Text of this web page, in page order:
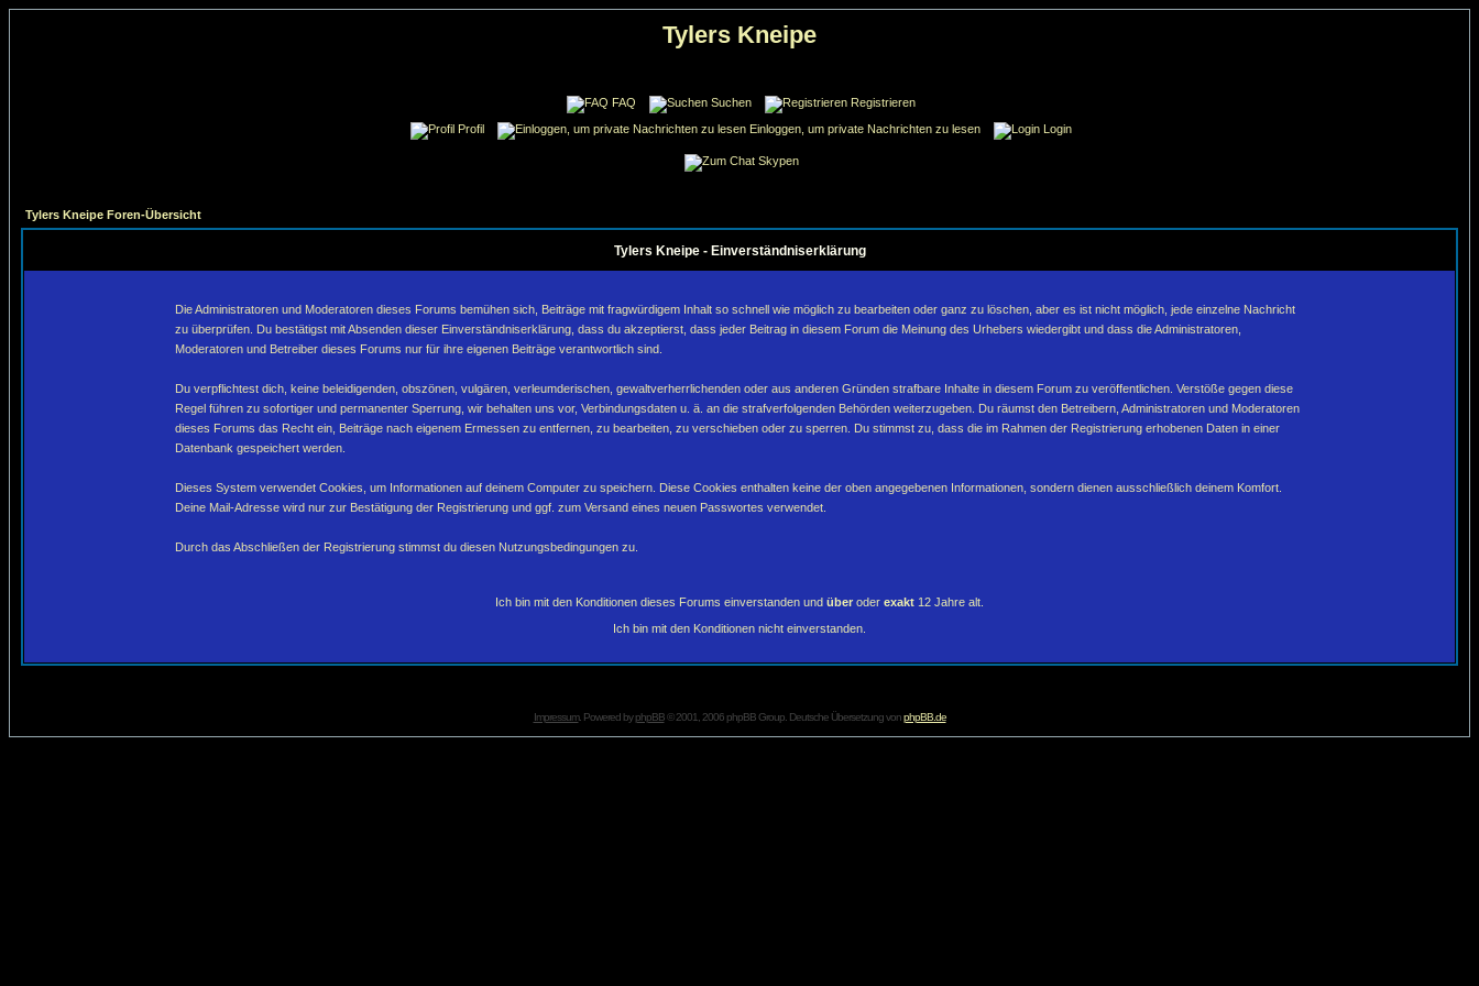
Tylers Kneipe
FAQ Suchen
Registrieren
Profil
Einloggen, um private Nachrichten zu lesen Login
Skypen
Tylers Kneipe Foren-Übersicht
Tylers Kneipe - Einverständniserklärung
Die Administratoren und Moderatoren dieses Forums bemühen sich, Beiträge mit fragwürdigem Inhalt so schnell wie möglich zu bearbeiten oder ganz zu löschen, aber es ist nicht möglich, jede einzelne Nachricht
zu überprüfen. Du bestätigst mit Absenden dieser Einverständniserklärung, dass du akzeptierst, dass jeder Beitrag in diesem Forum die Meinung des Urhebers wiedergibt und dass die Administratoren,
Moderatoren und Betreiber dieses Forums nur für ihre eigenen Beiträge verantwortlich sind.
Du verpflichtest dich, keine beleidigenden, obszönen, vulgären, verleumderischen, gewaltverherrlichenden oder aus anderen Gründen strafbare Inhalte in diesem Forum zu veröffentlichen. Verstöße gegen diese
Regel führen zu sofortiger und permanenter Sperrung, wir behalten uns vor, Verbindungsdaten u. ä. an die strafverfolgenden Behörden weiterzugeben. Du räumst den Betreibern, Administratoren und Moderatoren
dieses Forums das Recht ein, Beiträge nach eigenem Ermessen zu entfernen, zu bearbeiten, zu verschieben oder zu sperren. Du stimmst zu, dass die im Rahmen der Registrierung erhobenen Daten in einer
Datenbank gespeichert werden.
Dieses System verwendet Cookies, um Informationen auf deinem Computer zu speichern. Diese Cookies enthalten keine der oben angegebenen Informationen, sondern dienen ausschließlich deinem Komfort.
Deine Mail-Adresse wird nur zur Bestätigung der Registrierung und ggf. zum Versand eines neuen Passwortes verwendet.
Durch das Abschließen der Registrierung stimmst du diesen Nutzungsbedingungen zu.
Ich bin mit den Konditionen dieses Forums einverstanden und über oder exakt 12 Jahre alt.
Ich bin mit den Konditionen nicht einverstanden.
Impressum. Powered byphpBB© 2001, 2006 phpBB Group. Deutsche Übersetzung vonphpBB.de